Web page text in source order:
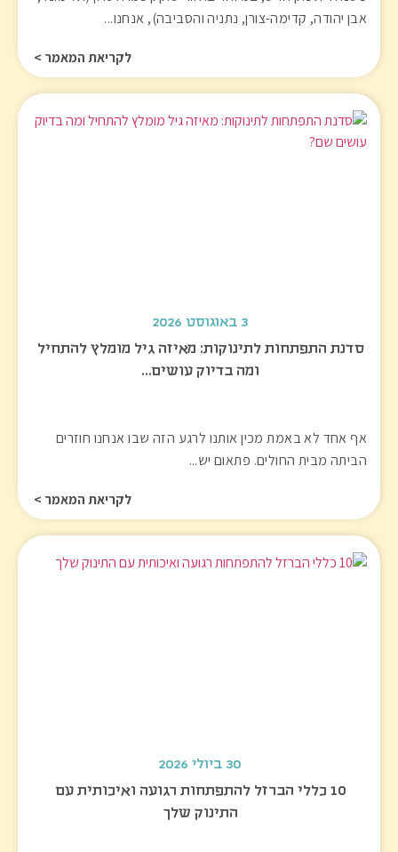
אבן יהודה, קדימה-צורן, נתניה והסביבה), אנחנו...
לקריאת המאמר >
3 באוגוסט 2026
סדנת התפתחות לתינוקות: מאיזה גיל מומלץ להתחיל
ומה בדיוק עושים…
אף אחד לא באמת מכין אותנו לרגע הזה שבו אנחנו חוזרים
הביתה מבית החולים. פתאום יש...
לקריאת המאמר >
30 ביולי 2026
10 כללי הברזל להתפתחות רגועה ואיכותית עם
התינוק שלך